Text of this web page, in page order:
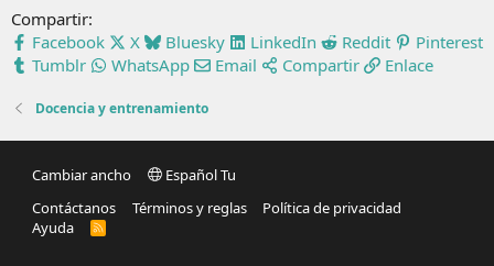
Compartir:
Facebook
X Bluesky LinkedIn Reddit
Pinterest
Tumblr
WhatsApp Email Compartir Enlace
Docencia y entrenamiento
Cambiar ancho
Español Tu
Contáctanos
Términos y reglas
Política de privacidad
Ayuda
R
S